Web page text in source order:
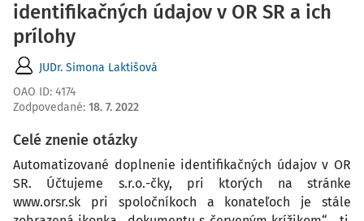
identifikačných údajov v OR SR a ich
prílohy
JUDr. Simona Laktišová
OAO ID: 4174
Zodpovedané: 18. 7. 2022
Celé znenie otázky
Automatizované doplnenie identifikačných údajov v OR
SR. Účtujeme s.r.o.-čky, pri ktorých na stránke
www.orsr.sk pri spoločníkoch a konateľoch je stále